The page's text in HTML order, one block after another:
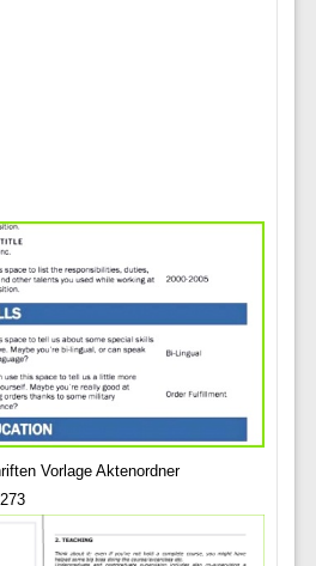
Vorlage Aktenordner